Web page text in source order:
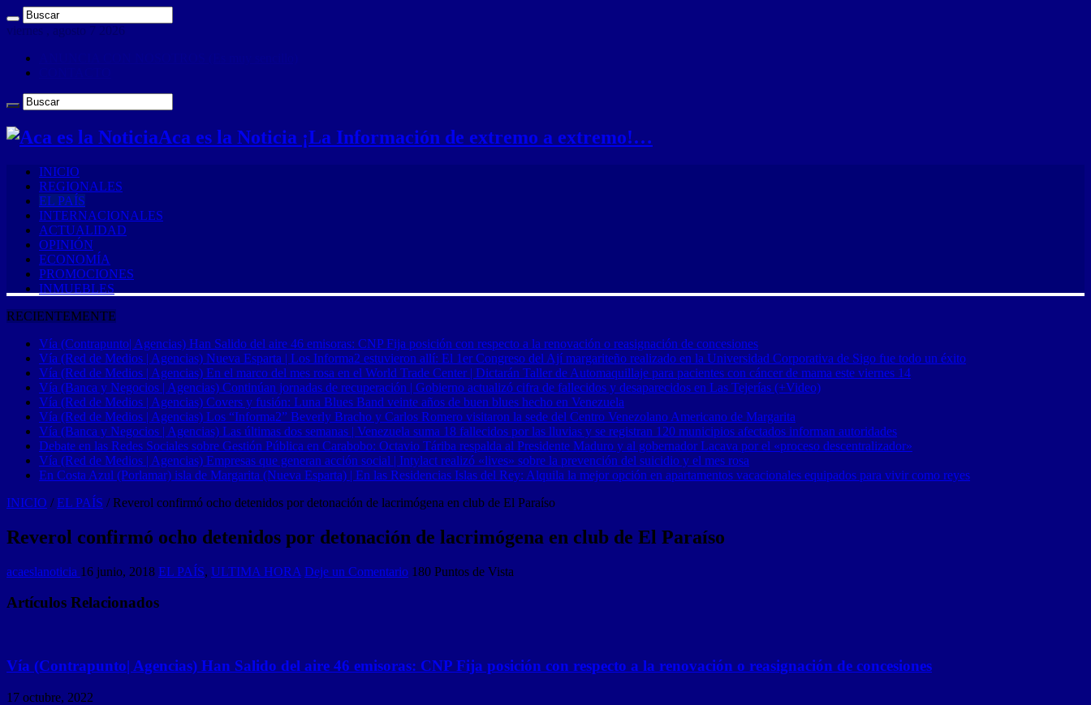
viernes , agosto 7 2026
Aca es la Noticia ¡La Información de extremo a extremo!…
INICIO
REGIONALES
EL PAÍS
INTERNACIONALES
ACTUALIDAD
OPINIÓN
ECONOMÍA
PROMOCIONES
INMUEBLES
RECIENTEMENTE
Vía (Contrapunto| Agencias) Han Salido del aire 46 emisoras: CNP Fija posición con respecto a la renovación o reasignación de concesiones
Vía (Red de Medios | Agencias) Nueva Esparta | Los Informa2 estuvieron allí: El 1er Congreso del Ají margariteño realizado en la Universidad Corporativa de Sigo fue todo un éxito
Vía (Red de Medios | Agencias) En el marco del mes rosa en el World Trade Center | Dictarán Taller de Automaquillaje para pacientes con cáncer de mama este viernes 14
Vía (Banca y Negocios | Agencias) Continúan jornadas de recuperación | Gobierno actualizó cifra de fallecidos y desaparecidos en Las Tejerías (+Video)
Vía (Red de Medios | Agencias) Covers y fusión: Luna Blues Band veinte años de buen blues hecho en Venezuela
Vía (Red de Medios | Agencias) Los “Informa2” Beverly Bracho y Carlos Romero visitaron la sede del Centro Venezolano Americano de Margarita
Vía (Banca y Negocios | Agencias) Las últimas dos semanas | Venezuela suma 18 fallecidos por las lluvias y se registran 120 municipios afectados informan autoridades
Debate en las Redes Sociales sobre Gestión Pública en Carabobo: Octavio Táriba respalda al Presidente Maduro y al gobernador Lacava por el «proceso descentralizador»
Vía (Red de Medios | Agencias) Empresas que generan acción social | Intylact realizó «lives» sobre la prevención del suicidio y el mes rosa
En Costa Azul (Porlamar) isla de Margarita (Nueva Esparta) | En las Residencias Islas del Rey: Alquila la mejor opción en apartamentos vacacionales equipados para vivir como reyes
INICIO / EL PAÍS / Reverol confirmó ocho detenidos por detonación de lacrimógena en club de El Paraíso
Reverol confirmó ocho detenidos por detonación de lacrimógena en club de El Paraíso
acaeslanoticia 16 junio, 2018 EL PAÍS, ULTIMA HORA Deje un Comentario 180 Puntos de Vista
Artículos Relacionados
Vía (Contrapunto| Agencias) Han Salido del aire 46 emisoras: CNP Fija posición con respecto a la renovación o reasignación de concesiones
17 octubre, 2022